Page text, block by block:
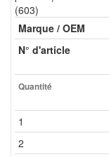
(603)
Marque / OEM
N° d'article
Quantité
1
2